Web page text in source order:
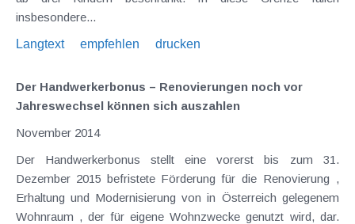
insbesondere...
Langtext
empfehlen drucken
Der Handwerkerbonus – Renovierungen noch vor
Jahreswechsel können sich auszahlen
November 2014
Der Handwerkerbonus stellt eine vorerst bis zum 31.
Dezember 2015 befristete Förderung für die Renovierung ,
Erhaltung und Modernisierung von in Österreich gelegenem
Wohnraum , der für eigene Wohnzwecke genutzt wird, dar.